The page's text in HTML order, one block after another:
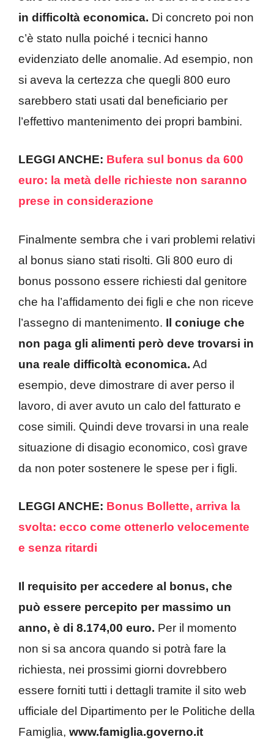
in difficoltà economica. Di concreto poi non
c’è stato nulla poiché i tecnici hanno
evidenziato delle anomalie. Ad esempio, non
si aveva la certezza che quegli 800 euro
sarebbero stati usati dal beneficiario per
l’effettivo mantenimento dei propri bambini.
LEGGI ANCHE: Bufera sul bonus da 600
euro: la metà delle richieste non saranno
prese in considerazione
Finalmente sembra che i vari problemi relativi
al bonus siano stati risolti. Gli 800 euro di
bonus possono essere richiesti dal genitore
che ha l’affidamento dei figli e che non riceve
l’assegno di mantenimento. Il coniuge che
non paga gli alimenti però deve trovarsi in
una reale difficoltà economica. Ad
esempio, deve dimostrare di aver perso il
lavoro, di aver avuto un calo del fatturato e
cose simili. Quindi deve trovarsi in una reale
situazione di disagio economico, così grave
da non poter sostenere le spese per i figli.
LEGGI ANCHE: Bonus Bollette, arriva la
svolta: ecco come ottenerlo velocemente
e senza ritardi
Il requisito per accedere al bonus, che
può essere percepito per massimo un
anno, è di 8.174,00 euro. Per il momento
non si sa ancora quando si potrà fare la
richiesta, nei prossimi giorni dovrebbero
essere forniti tutti i dettagli tramite il sito web
ufficiale del Dipartimento per le Politiche della
Famiglia, www.famiglia.governo.it